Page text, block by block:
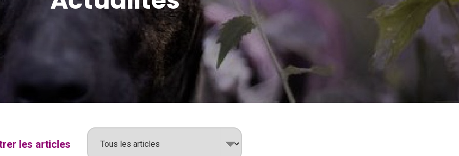
les articles